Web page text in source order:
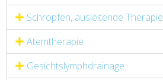
Schröpfen, ausleitende Therapie
Atemtherapie
Gesichtslymphdrainage